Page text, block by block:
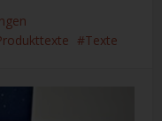
Texte